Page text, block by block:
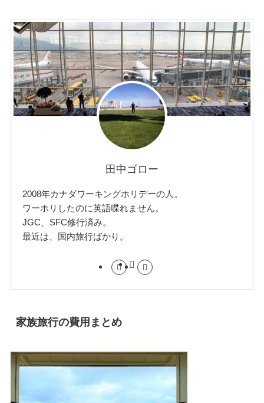
田中ゴロー
2008年カナダワーキングホリデーの人。
ワーホリしたのに英語喋れません。
JGC、SFC修行済み。
最近は、国内旅行ばかり。
家族旅行の費用まとめ